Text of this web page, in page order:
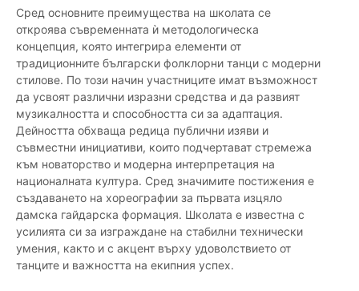
Сред основните преимущества на школата се
откроява съвременната ѝ методологическа
концепция, която интегрира елементи от
традиционните български фолклорни танци с модерни
стилове. По този начин участниците имат възможност
да усвоят различни изразни средства и да развият
музикалността и способността си за адаптация.
Дейността обхваща редица публични изяви и
съвместни инициативи, които подчертават стремежа
към новаторство и модерна интерпретация на
националната култура. Сред значимите постижения е
създаването на хореографии за първата изцяло
дамска гайдарска формация. Школата е известна с
усилията си за изграждане на стабилни технически
умения, както и с акцент върху удоволствието от
танците и важността на екипния успех.